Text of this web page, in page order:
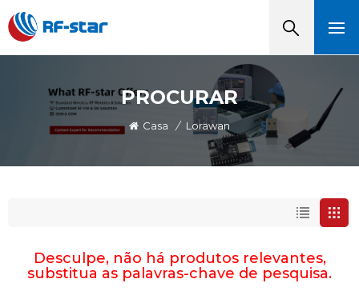
PROCURAR
Casa / Lorawan
Desculpe, não há produtos relevantes,
substitua as palavras-chave de pesquisa.